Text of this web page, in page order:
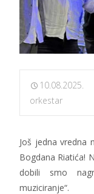
10.08.2025.
orkestar
Još jedna vredna
Bogdana Riatića!
dobili smo
muziciranje“.